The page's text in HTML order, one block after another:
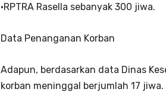
•RPTRA Rasella sebanyak 300 jiwa.
Data Penanganan Korban
Adapun, berdasarkan data Dinas
korban meninggal berjumlah 17